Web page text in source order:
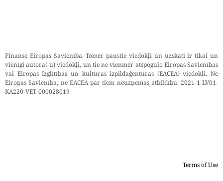
Finansē Eiropas Savienība. Tomēr paustie viedokļi un uzskati ir tikai un
vienīgi autora(-u) viedokļi, un tie ne vienmēr atspoguļo Eiropas Savienības
vai Eiropas Izglītības un kultūras izpildaģentūras (EACEA) viedokli. Ne
Eiropas Savienība, ne EACEA par tiem neuzņemas atbildību. 2021-1-LV01-
KA220-VET-000028019
Terms of Use